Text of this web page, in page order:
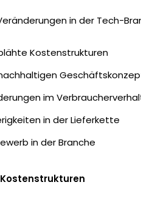
in der Tech-
Kostenstrukturen
im
in der Lieferkette
in der Branche